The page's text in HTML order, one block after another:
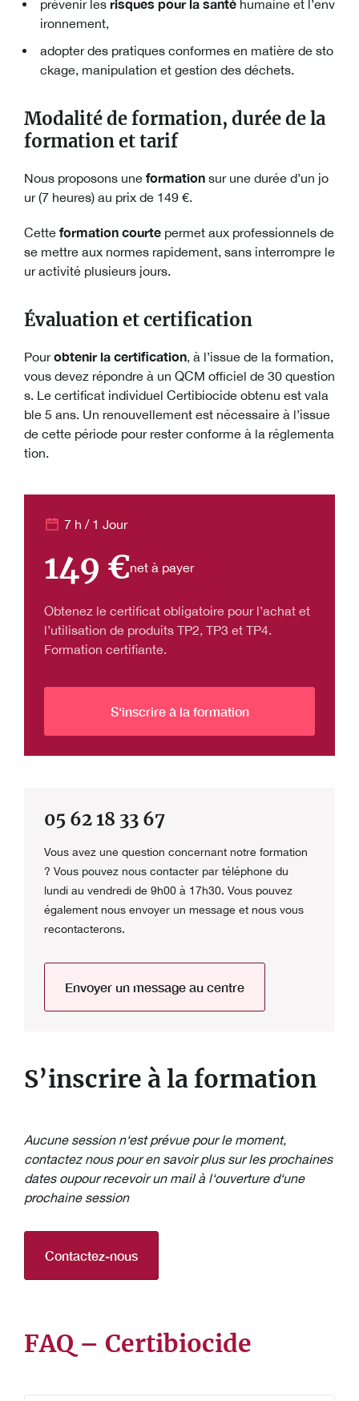
prévenir les risques pour la santé humaine et l’env
ironnement,
adopter des pratiques conformes en matière de sto
ckage, manipulation et gestion des déchets.
Modalité de formation, durée de la
formation et tarif
Nous proposons une formation sur une durée d’un jo
ur (7 heures) au prix de 149 €.
Cette formation courte permet aux professionnels de
se mettre aux normes rapidement, sans interrompre le
ur activité plusieurs jours.
Évaluation et certification
Pourobtenir la certification, à l’issue de la formation,
vous devez répondre à un QCM officiel de 30 question
s. Le certificat individuel Certibiocide obtenu est vala
ble 5 ans. Un renouvellement est nécessaire à l’issue
de cette période pour rester conforme à la réglementa
tion.
7 h / 1 Jour
149 €net à payer
Obtenez le certificat obligatoire pour l’achat et
l’utilisation de produits TP2, TP3 et TP4.
Formation certifiante.
S‘inscrire à la formation
05 62 18 33 67
Vous avez une question concernant notre formation
? Vous pouvez nous contacter par téléphone du
lundi au vendredi de 9h00 à 17h30. Vous pouvez
également nous envoyer un message et nous vous
recontacterons.
Envoyer un message au centre
S’inscrire à la formation
Aucune session n‘est prévue pour le moment,
contactez nous pour en savoir plus sur les prochaines
dates oupour recevoir un mail à l‘ouverture d‘une
prochaine session
Contactez-nous
FAQ – Certibiocide